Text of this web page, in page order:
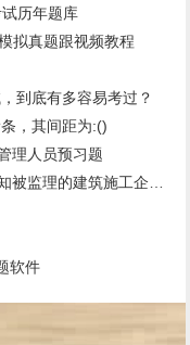
历年题库
拟真题跟视频教程
到底有多容易考过？
，其间距为:()
理人员预习题
筑施工企业的内容包括()。
软件